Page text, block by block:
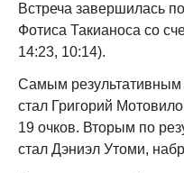
Встреча завершилась
Фотиса Такианоса со
14:23, 10:14).
Самым результативным
стал Григорий
19 очков. Вторым по
стал Дэниэл Утоми,